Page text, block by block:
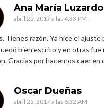
Ana María Luzardo
abril 25, 2017 a las 4:33 PM
Tienes razón. Ya hice el
bien escrito y en otras fue
Gracias por hacernos caer en
Oscar Dueñas
abril 25, 2017 a las 6:32 AM